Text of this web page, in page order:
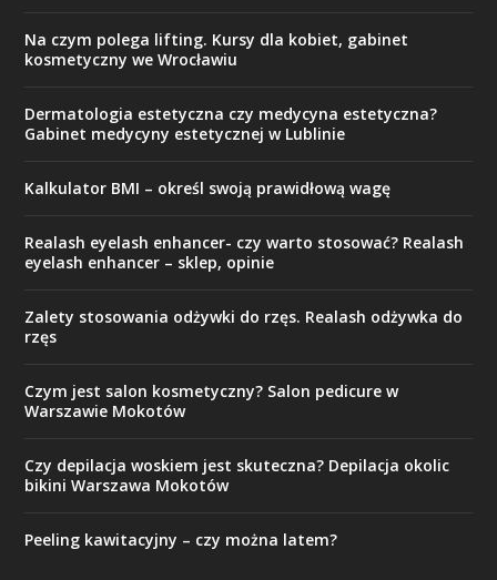
Na czym polega lifting. Kursy dla kobiet, gabinet
kosmetyczny we Wrocławiu
Dermatologia estetyczna czy medycyna estetyczna?
Gabinet medycyny estetycznej w Lublinie
Kalkulator BMI – określ swoją prawidłową wagę
Realash eyelash enhancer- czy warto stosować? Realash
eyelash enhancer – sklep, opinie
Zalety stosowania odżywki do rzęs. Realash odżywka do
rzęs
Czym jest salon kosmetyczny? Salon pedicure w
Warszawie Mokotów
Czy depilacja woskiem jest skuteczna? Depilacja okolic
bikini Warszawa Mokotów
Peeling kawitacyjny – czy można latem?